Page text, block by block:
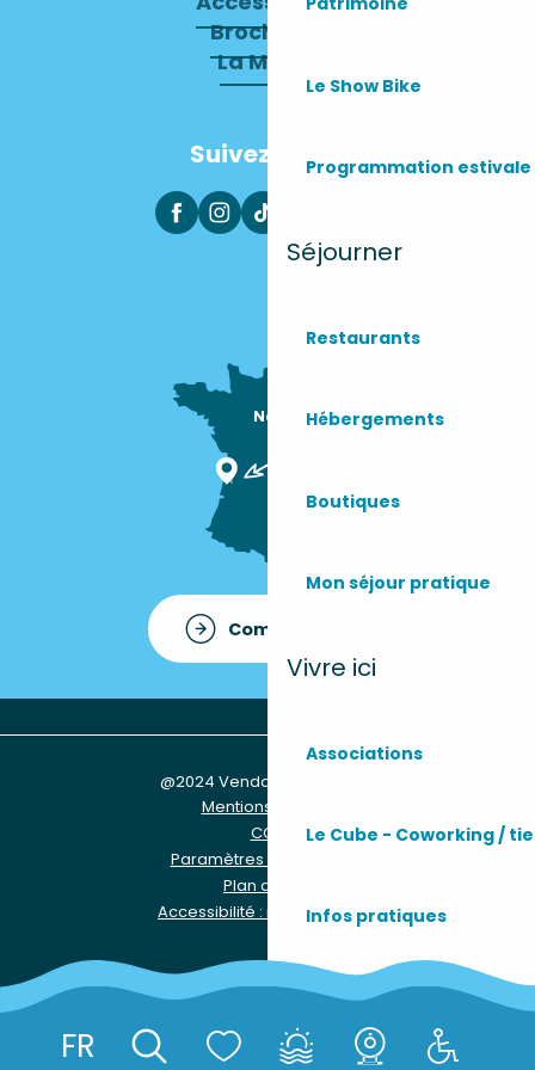
FR
Le Show Bike
Programmation estivale
Séjourner
Restaurants
Hébergements
Boutiques
Mon séjour pratique
Vivre ici
Associations
Le Cube - Coworking /
Infos pratiques
Les services
Réserver
Brochures
La Mairie
Suivez-nous
Nous sommes
Comment venir ?
@2024 Vendays-Montalivet
Mentions légales
CGU
Paramètres des Cookies
Plan du site
Accessibilité : non conforme